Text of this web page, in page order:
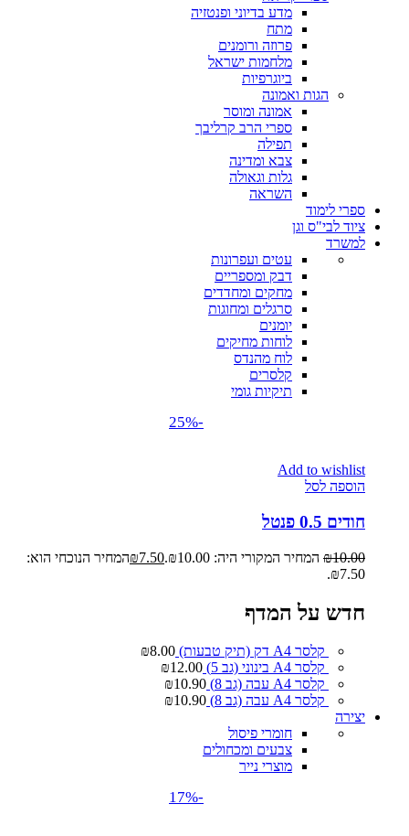
מדע בדיוני ופנטזיה
מתח
פרוזה ורומנים
מלחמות ישראל
ביוגרפיות
הגות ואמונה
אמונה ומוסר
ספרי הרב קרליבך
תפילה
צבא ומדינה
גלות וגאולה
השראה
ספרי לימוד
ציוד לבי"ס וגן
למשרד
עטים ועפרונות
דבק ומספריים
מחקים ומחדדים
סרגלים ומחוגות
יומנים
לוחות מחיקים
לוח מהנדס
קלסרים
תיקיות גומי
-25%
Add to wishlist
הוספה לסל
חודים 0.5 פנטל
₪10.00 המחיר המקורי היה: ₪10.00. ₪7.50
המחיר הנוכחי הוא:
₪7.50.
חדש על המדף
קלסר A4 דק (תיק טבעות) ₪8.00
קלסר A4 בינוני (גב 5)
₪12.00
קלסר A4 עבה (גב 8)
₪10.90
קלסר A4 עבה (גב 8)
₪10.90
יצירה
חומרי פיסול
צבעים ומכחולים
מוצרי נייר
-17%